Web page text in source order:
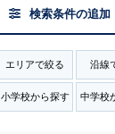
検索条件の追加
エリアで絞る 沿線
小学校から探す 中学校